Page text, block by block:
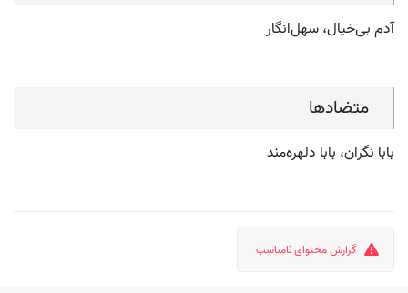
آدم بی‌خیال، سهل‌انگار
متضادها
بابا نگران، بابا دلهره‌مند
گزارش محتوای نامناسب